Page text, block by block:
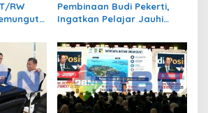
RW
Pembinaan Budi Pekerti,
Ingatkan Pelajar Jauhi
Bermedia Sosial